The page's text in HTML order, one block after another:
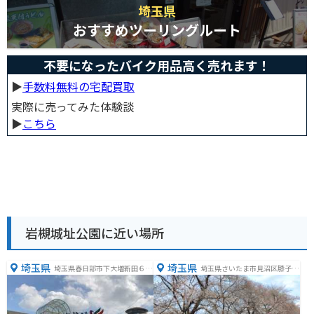
埼玉県
おすすめツーリングルート
不要になったバイク用品高く売れます！
▶︎手数料無料の宅配買取
実際に売ってみた体験談
▶︎こちら
岩槻城址公園に近い場所
埼玉県 埼玉県春日部市下大増新田６６
−１
埼玉県 埼玉県さいたま市見沼区膝子３
１−１